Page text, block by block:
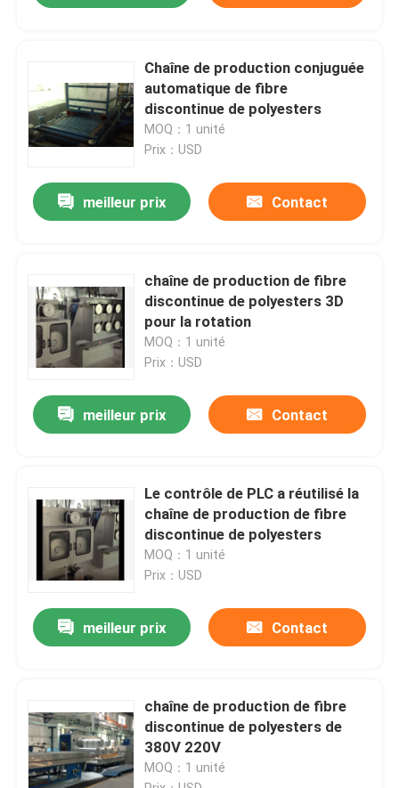
Chaîne de production conjuguée
automatique de fibre
discontinue de polyesters
MOQ：1 unité
Prix：USD
meilleur prix Contact
chaîne de production de fibre
discontinue de polyesters 3D
pour la rotation
MOQ：1 unité
Prix：USD
meilleur prix Contact
Le contrôle de PLC a réutilisé la
chaîne de production de fibre
discontinue de polyesters
MOQ：1 unité
Prix：USD
meilleur prix Contact
chaîne de production de fibre
discontinue de polyesters de
380V 220V
MOQ：1 unité